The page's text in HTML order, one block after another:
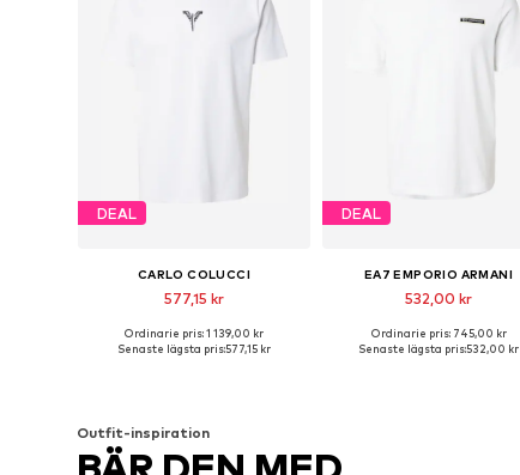
DEAL
CARLO COLUCCI
577,15 kr
Tillgängliga storlekar: S, M, L, XL
Ordinarie pris: 1 139,00 kr
Senaste lägsta pris:577,15 kr
DEAL
EA7 EMPORIO ARMANI
532,00 kr
Ordinarie pris: 745,00 kr
Senaste lägsta pris:532,00 kr
Outfit-inspiration